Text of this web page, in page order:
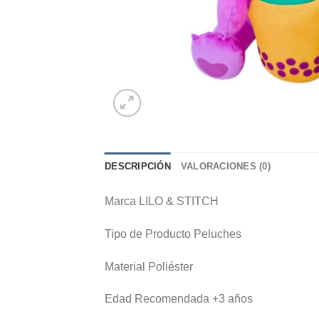
DESCRIPCIÓN VALORACIONES (0)
Marca LILO & STITCH
Tipo de Producto Peluches
Material Poliéster
Edad Recomendada +3 años